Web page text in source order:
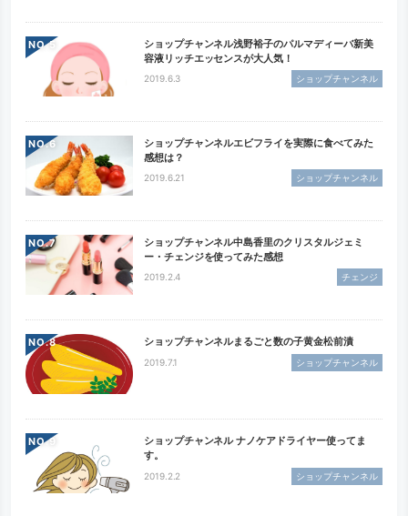
NO.
ショップチャンネル浅野裕子のパルマディーバ新美
容液リッチエッセンスが大人気！
2019.6.3 ショップチャンネル
NO.
ショップチャンネルエビフライを実際に食べてみた
感想は？
2019.6.21 ショップチャンネル
NO.
ショップチャンネル中島香里のクリスタルジェミ
ー・チェンジを使ってみた感想
2019.2.4 チェンジ
NO. ショップチャンネルまるごと数の子黄金松前漬
2019.7.1 ショップチャンネル
NO.
ショップチャンネル ナノケアドライヤー使ってま
す。
2019.2.2 ショップチャンネル